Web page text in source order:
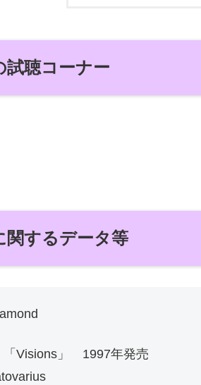
試聴コーナー
関するデータ等
「Visions」 1997年発売